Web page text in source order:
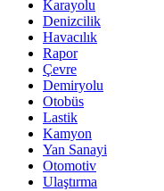
Karayolu
Denizcilik
Havacılık
Rapor
Çevre
Demiryolu
Otobüs
Lastik
Kamyon
Yan Sanayi
Otomotiv
Ulaştırma